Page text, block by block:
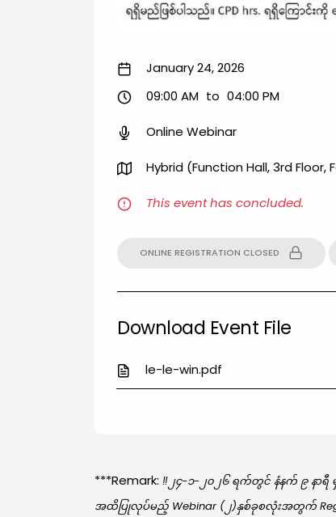
January 24, 2026
09:00 AM to 04:00 PM
Online Webinar
Hybrid (Function Hall, 3rd Floor,
This event has concluded.
ONLINE REGISTRATION CLOSED
Download Event File
le-le-win.pdf
***Remark: ‼️၂၄-၁-၂၀၂၆ ရက်တွင် နံနက် ၉ နာရီ
အထိပြုလုပ်မည့် Webinar (၂)နှစ်ခုစလုံးအတွက်